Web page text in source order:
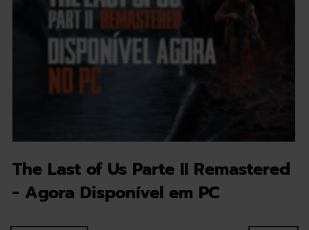
The Last of Us Parte II Remastered
- Agora Disponível em PC